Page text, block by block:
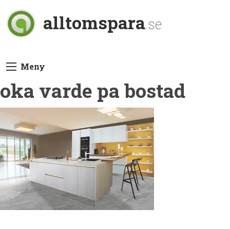
alltomspara.se
Meny
oka varde pa bostad